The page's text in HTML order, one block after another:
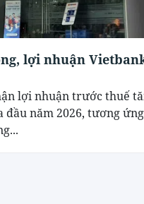
lợi nhuận
lợi nhuận trước thuế
đầu năm 2026, tương